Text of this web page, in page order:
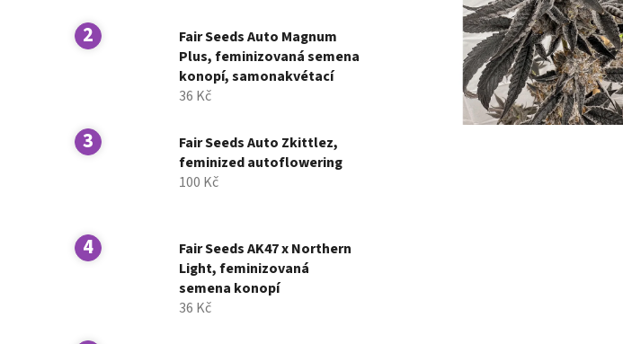
n
n
n
e
Fair Seeds Auto Magnum
Plus, feminizovaná semena
konopí, samonakvétací
36 Kč
Fair Seeds Auto Zkittlez,
feminized autoflowering
100 Kč
Fair Seeds AK47 x Northern
Light, feminizovaná
semena konopí
36 Kč